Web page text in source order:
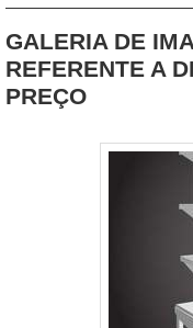
GALERIA DE
REFERENTE A
PREÇO